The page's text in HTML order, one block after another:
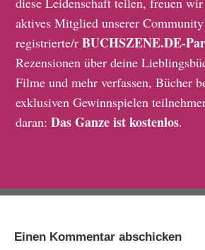
aktives Mitglied unserer
registrierte/rBUCHSZENE.DE-
Rezensionen über deine
Filme und mehr verfassen, Bücher
exklusiven Gewinnspielen
daran:Das Ganze ist kostenlos.
Einen Kommentar abschicken